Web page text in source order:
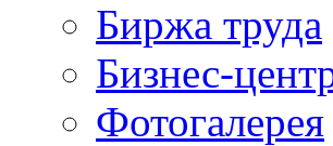
Биржа труда
Бизнес-
Фотогалерея